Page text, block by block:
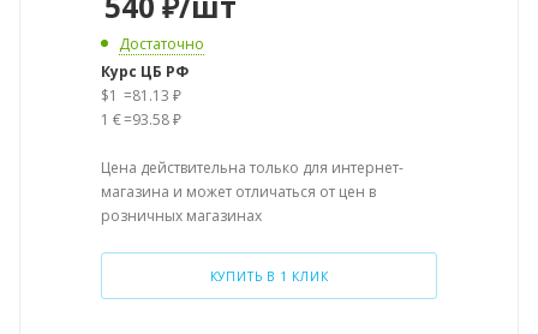
Достаточно
Курс ЦБ РФ
$1 =81.13 ₽
1 €=93.58 ₽
Цена действительна только для интернет-
магазина и может отличаться от цен в
розничных магазинах
КУПИТЬ В 1 КЛИК